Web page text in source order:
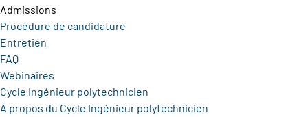
Admissions
Procédure de candidature
Entretien
FAQ
Webinaires
Cycle Ingénieur polytechnicien
À propos du Cycle Ingénieur polytechnicien